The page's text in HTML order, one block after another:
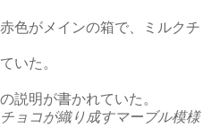
色がメインの箱で、ミルクチ
いた。
説明が書かれていた。
ョコが織り成すマーブル模様